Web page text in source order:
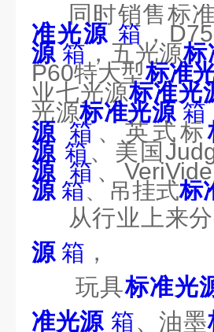
同时销售标
准光源箱 ， D75
源箱，五光源标
P60特大型标准
业七光源标准光
光源标准光源箱
源箱、英式标
源 箱、美国
源 箱、
源箱、吊挂式标
从行业上来
源箱 ，
玩具标准光
准光源 箱、油墨